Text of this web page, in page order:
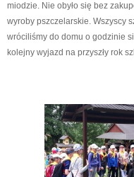
miodzie. Nie obyło się bez
wyroby pszczelarskie. Wszyscy
wróciliśmy do domu o godzinie
kolejny wyjazd na przyszły rok